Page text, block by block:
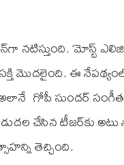
‘మోస్ట్
మొదలైంది. ఈ
అలానే గోపీ సుంద‌ర్
చేసిన టీజ‌ర్‌కు
తెచ్చింది.